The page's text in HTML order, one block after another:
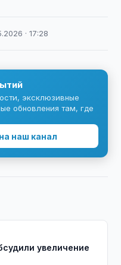
· 17:28
эксклюзивные
обновления там, где
наш канал
увеличение